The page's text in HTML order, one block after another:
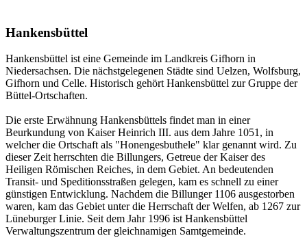
Hankensbüttel
Hankensbüttel ist eine Gemeinde im Landkreis Gifhorn in
Niedersachsen. Die nächstgelegenen Städte sind Uelzen, Wolfsburg,
Gifhorn und Celle. Historisch gehört Hankensbüttel zur Gruppe der
Büttel-Ortschaften.
Die erste Erwähnung Hankensbüttels findet man in einer
Beurkundung von Kaiser Heinrich III. aus dem Jahre 1051, in
welcher die Ortschaft als "Honengesbuthele" klar genannt wird. Zu
dieser Zeit herrschten die Billungers, Getreue der Kaiser des
Heiligen Römischen Reiches, in dem Gebiet. An bedeutenden
Transit- und Speditionsstraßen gelegen, kam es schnell zu einer
günstigen Entwicklung. Nachdem die Billunger 1106 ausgestorben
waren, kam das Gebiet unter die Herrschaft der Welfen, ab 1267 zur
Lüneburger Linie. Seit dem Jahr 1996 ist Hankensbüttel
Verwaltungszentrum der gleichnamigen Samtgemeinde.